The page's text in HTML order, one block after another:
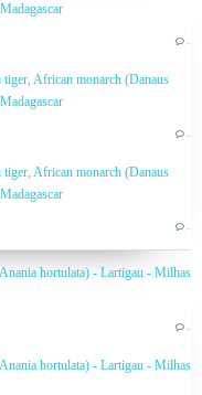
…
African monarch (Danaus
…
African monarch (Danaus
…
hortulata) - Lartigau - Milhas
…
hortulata) - Lartigau - Milhas